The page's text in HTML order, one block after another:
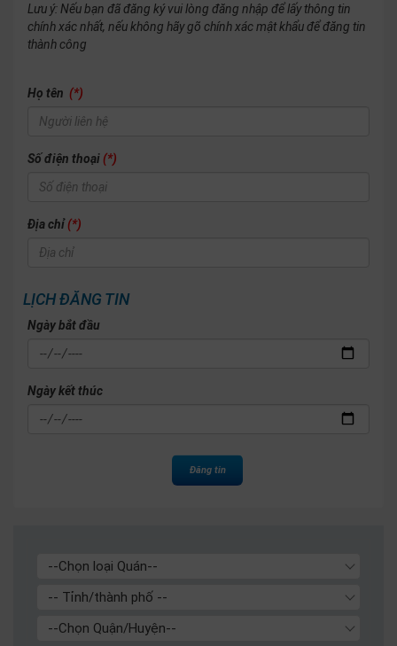
Lưu ý: Nếu bạn đã đăng ký vui lòng đăng nhập để lấy thông tin
chính xác nhất, nếu không hãy gõ chính xác mật khẩu để đăng tin
thành công
Họ tên (*)
Số điện thoại (*)
Địa chỉ (*)
LỊCH ĐĂNG TIN
Ngày bắt đầu
Ngày kết thúc